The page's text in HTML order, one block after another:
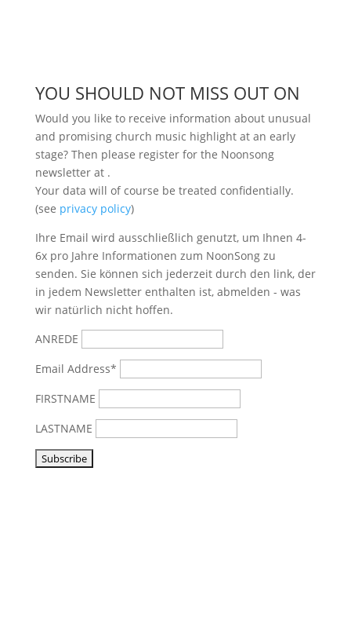
YOU SHOULD NOT MISS OUT ON
Would you like to receive information about unusual
and promising church music highlight at an early
stage? Then please register for the Noonsong
newsletter at .
Your data will of course be treated confidentially.
(see privacy policy)
Ihre Email wird ausschließlich genutzt, um Ihnen 4-
6x pro Jahre Informationen zum NoonSong zu
senden. Sie können sich jederzeit durch den link, der
in jedem Newsletter enthalten ist, abmelden - was
wir natürlich nicht hoffen.
ANREDE
Email Address*
FIRSTNAME
LASTNAME